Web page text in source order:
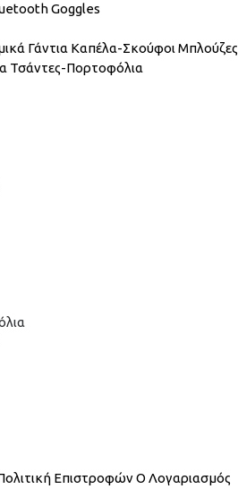
Goggles
Γάντια Καπέλα-Σκούφοι Μπλούζες
Τσάντες-Πορτοφόλια
ΕπιστροφώνΟ Λογαριασμός